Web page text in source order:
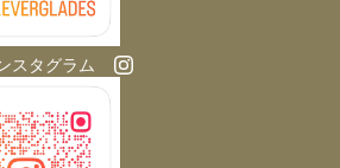
スタグラム